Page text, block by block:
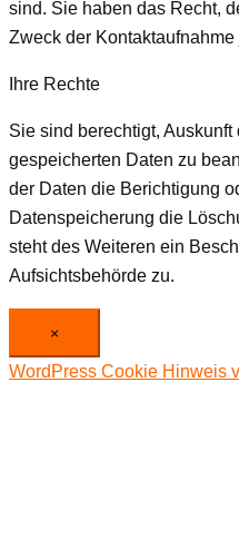
sind. Sie haben das Recht,
Zweck der
Ihre Rechte
Sie sind berechtigt,
gespeicherten Daten zu
der Daten die Berichtigung
Datenspeicherung die
steht des Weiteren ein
Aufsichtsbehörde zu.
×
WordPress Cookie Hinweis